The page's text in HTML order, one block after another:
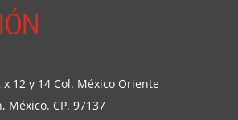
x 12 y 14 Col. México Oriente
México. CP. 97137